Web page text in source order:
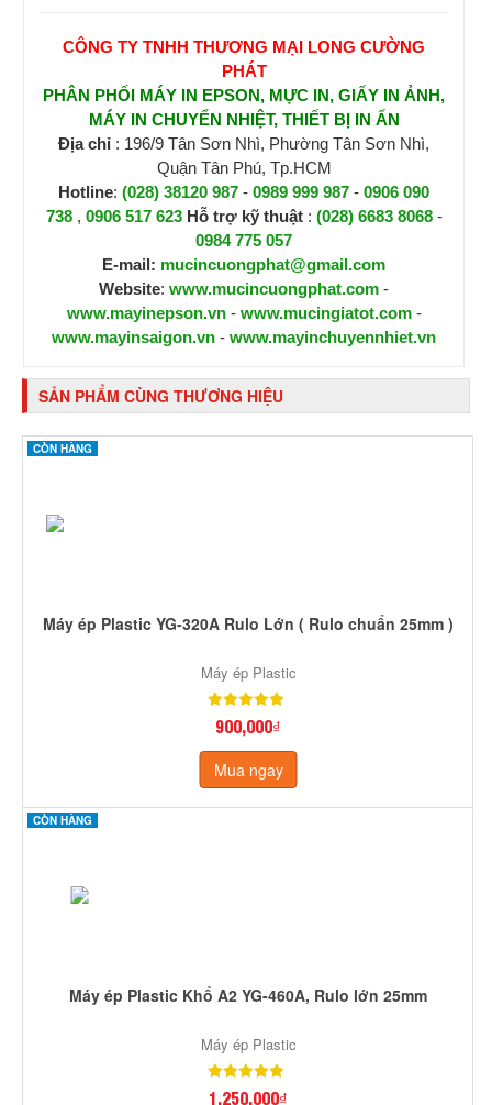
CÔNG TY TNHH THƯƠNG MẠI LONG CƯỜNG
PHÁT
PHÂN PHỐI MÁY IN EPSON, MỰC IN, GIẤY IN ẢNH,
MÁY IN CHUYỂN NHIỆT, THIẾT BỊ IN ẤN
Địa chỉ : 196/9 Tân Sơn Nhì, Phường Tân Sơn Nhì,
Quận Tân Phú, Tp.HCM
Hotline: (028) 38120 987 - 0989 999 987 - 0906 090
738, 0906 517 623 Hỗ trợ kỹ thuật : (028) 6683 8068-
0984 775 057
E-mail: mucincuongphat@gmail.com
Website: www.mucincuongphat.com -
www.mayinepson.vn- www.mucingiatot.com-
www.mayinsaigon.vn - www.mayinchuyennhiet.vn
SẢN PHẨM CÙNG THƯƠNG HIỆU
CÒN HÀNG
Máy ép Plastic YG-320A Rulo Lớn ( Rulo chuẩn 25mm )
Máy ép Plastic
900,000₫
Mua ngay
CÒN HÀNG
Máy ép Plastic Khổ A2 YG-460A, Rulo lớn 25mm
Máy ép Plastic
1,250,000₫